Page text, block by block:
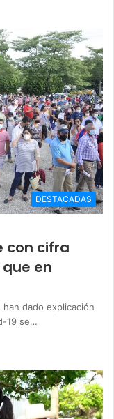
DESTACADAS
con cifra
en
dado explicación
19 se…